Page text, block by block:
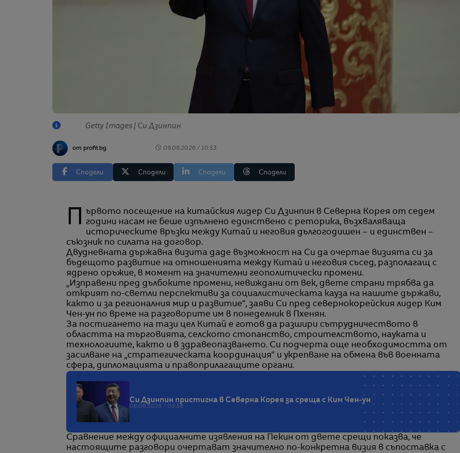
Getty Images | Си Дзинпин
от profit.bg 09.06.2026 / 10:53
Сподели Сподели Сподели Сподели
Първото посещение на китайския лидер Си Дзинпин в Северна Корея от седем
години насам не беше изпълнено единствено с реторика, възхваляваща
историческите връзки между Китай и неговия дългогодишен – и единствен –
съюзник по силата на договор.
Двудневната държавна визита даде възможност на Си да очертае визията си за
бъдещото развитие на отношенията между Китай и неговия съсед, разполагащ с
ядрено оръжие, в момент на значителни геополитически промени.
„Изправени пред дълбоките промени, невиждани от век, двете страни трябва да
открият по-светли перспективи за социалистическата кауза на нашите държави,
както и за регионалния мир и развитие“, заяви Си пред севернокорейския лидер Ким
Чен-ун по време на разговорите им в понеделник в Пхенян.
За постигането на тази цел Китай е готов да разшири сътрудничеството в
областта на търговията, селското стопанство, строителството, науката и
технологиите, както и в здравеопазването. Си подчерта още необходимостта от
засилване на „стратегическата координация“ и укрепване на обмена във военната
сфера, дипломацията и правоприлагащите органи.
Си Дзинпин пристигна в Северна Корея за среща с Ким Чен-ун
08.06.2026 / 05:36
Сравнение между официалните изявления на Пекин от двете срещи показва, че
настоящите разговори очертават значително по-конкретна визия в съпоставка с